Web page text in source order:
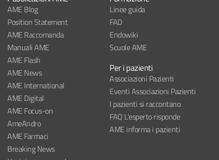
AME Blog
Position Statement
AME Raccomanda
Manuali AME
AME Flash
AME News
AME International
AME Digital
AME Focus-on
AmeAndro
AME Farmaci
Breaking News
Linee guida
FAD
Endowiki
Scuole AME
Per i pazienti
Associazioni Pazienti
Eventi Associazioni Pazienti
I pazienti si raccontano
FAQ L'esperto risponde
AME informa i pazienti